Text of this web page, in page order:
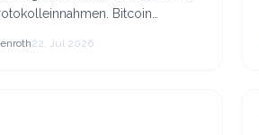
Bitcoin
Erträge für Halter aus
22. Jul 2026